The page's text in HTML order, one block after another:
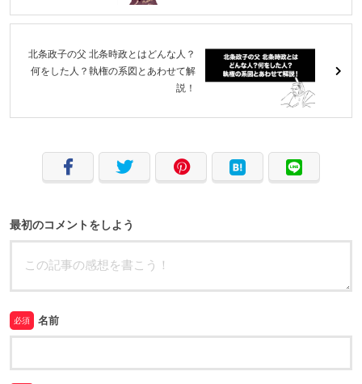
北条政子の父 北条時政とはどんな人？
何をした人？執権の系図とあわせて解
説！
最初のコメントをしよう
必須 名前